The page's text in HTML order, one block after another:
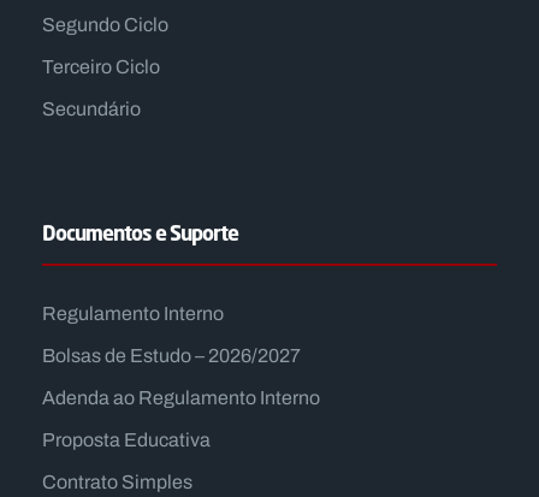
Segundo Ciclo
Terceiro Ciclo
Secundário
Documentos e Suporte
Regulamento Interno
Bolsas de Estudo – 2026/2027
Adenda ao Regulamento Interno
Proposta Educativa
Contrato Simples